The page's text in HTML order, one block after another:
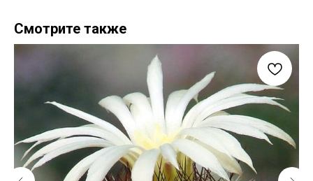
Смотрите также